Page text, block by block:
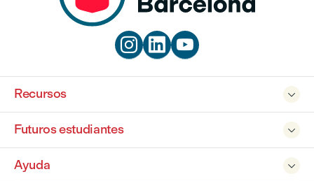
  

Recursos

Futuros estudiantes

Ayuda